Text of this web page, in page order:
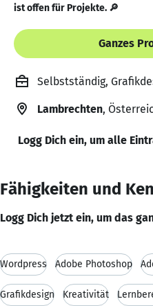
ist offen für Projekte. 🔎
Ganzes
Selbstständig,
Lambrechten,
Logg Dich ein, um alle
Fähigkeiten und
Logg Dich jetzt ein, um das
Wordpress Adobe Photoshop
Grafikdesign Kreativität